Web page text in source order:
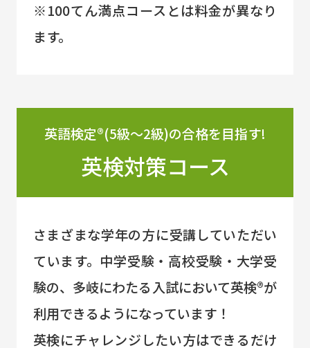
※100てん満点コースとは料金が異なり
ます。
英語検定®(5級～2級)の合格を目指す!
英検対策コース
さまざまな学年の方に受講していただい
ています。中学受験・高校受験・大学受
験の、多岐にわたる入試において英検®が
利用できるようになっています！
英検にチャレンジしたい方はできるだけ